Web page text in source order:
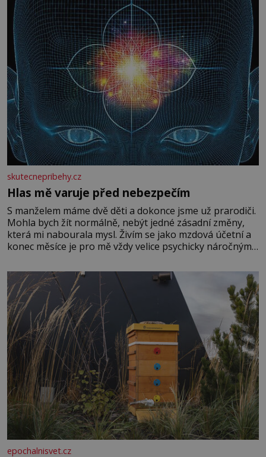
skutecnepribehy.cz
Hlas mě varuje před nebezpečím
S manželem máme dvě děti a dokonce jsme už prarodiči.
Mohla bych žít normálně, nebýt jedné zásadní změny,
která mi nabourala mysl. Živím se jako mzdová účetní a
konec měsíce je pro mě vždy velice psychicky náročným
dál častěji volá o pomoc, co se hlídání týče. Dalo by se
epochalnisvet.cz